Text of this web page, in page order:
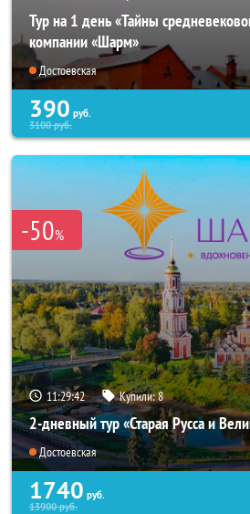
Тур на 1 день «Тайны
компании «Шарм»
Достоевская
390 руб.
3100руб.
-50%
11:29:40 Купили:8
2-дневный тур «Старая Русса и
Достоевская
1740 руб.
13900руб.